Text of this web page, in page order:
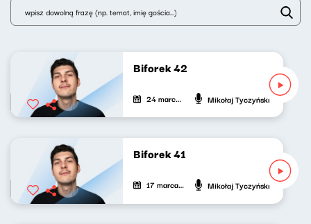
Biforek 42
24 marca 2023 Mikołaj Tyczyński
Biforek 41
17 marca 2023 Mikołaj Tyczyński